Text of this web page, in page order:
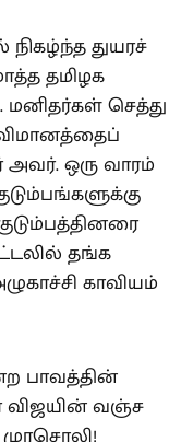
நிகழ்ந்த துயரச்
தமிழக
செத்து
அவர். ஒரு வாரம்
தங்க
காவியம்